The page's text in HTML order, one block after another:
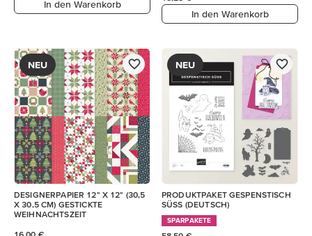
In den Warenkorb
In den Warenkorb
NEU
DESIGNERPAPIER 12" X 12" (30,5
X 30,5 CM) GESTICKTE
WEIHNACHTSZEIT
NEU
PRODUKTPAKET GESPENSTISCH
SÜSS (DEUTSCH)
SPARPAKETE